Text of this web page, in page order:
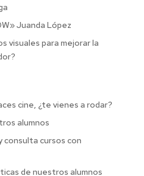
Juanda López
visuales para mejorar la
cine, ¿te vienes a rodar?
alumnos
cursos con
de nuestros alumnos